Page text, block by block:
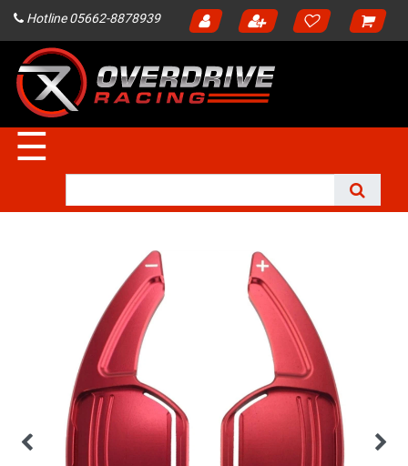
Hotline 05662-8878939
☰